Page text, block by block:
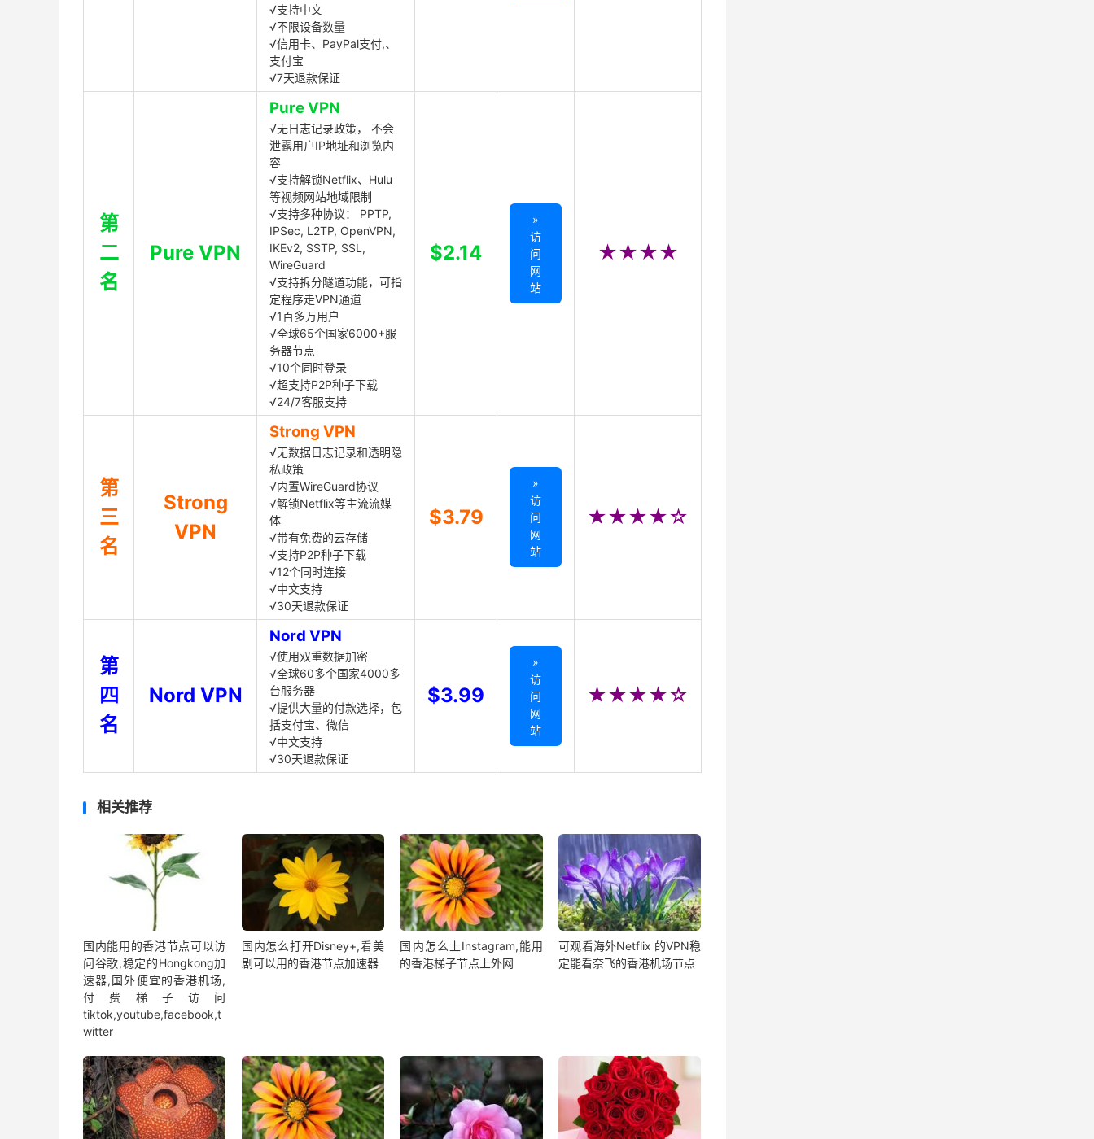
√支持中文
√不限设备数量
√信用卡、PayPal支付,、
支付宝
√7天退款保证
第
二
名
Pure VPN
Pure VPN
√无日志记录政策， 不会
泄露用户IP地址和浏览内
容
√支持解锁Netflix、Hulu
等视频网站地域限制
√支持多种协议： PPTP,
IPSec, L2TP, OpenVPN,
IKEv2, SSTP, SSL,
WireGuard
√支持拆分隧道功能，可指
定程序走VPN通道
√1百多万用户
√全球65个国家6000+服
务器节点
√10个同时登录
√超支持P2P种子下载
√24/7客服支持
$2.14
»
访
问
网
站
★★★★
第
三
名
Strong
VPN
Strong VPN
√无数据日志记录和透明隐
私政策
√内置WireGuard协议
√解锁Netflix等主流流媒
体
√带有免费的云存储
√支持P2P种子下载
√12个同时连接
√中文支持
√30天退款保证
$3.79
»
访
问
网
站
★★★★☆
第
四
名
Nord VPN
Nord VPN
√使用双重数据加密
√全球60多个国家4000多
台服务器
√提供大量的付款选择，包
括支付宝、微信
√中文支持
√30天退款保证
$3.99
»
访
问
网
站
★★★★☆
相关推荐
国内能用的香港节点可以访
问谷歌,稳定的Hongkong加
速器,国外便宜的香港机场,
付费梯子访问
tiktok,youtube,facebook,t
witter
国内怎么打开Disney+,看美
剧可以用的香港节点加速器
国内怎么上Instagram,能用
的香港梯子节点上外网
可观看海外Netflix 的VPN稳
定能看奈飞的香港机场节点